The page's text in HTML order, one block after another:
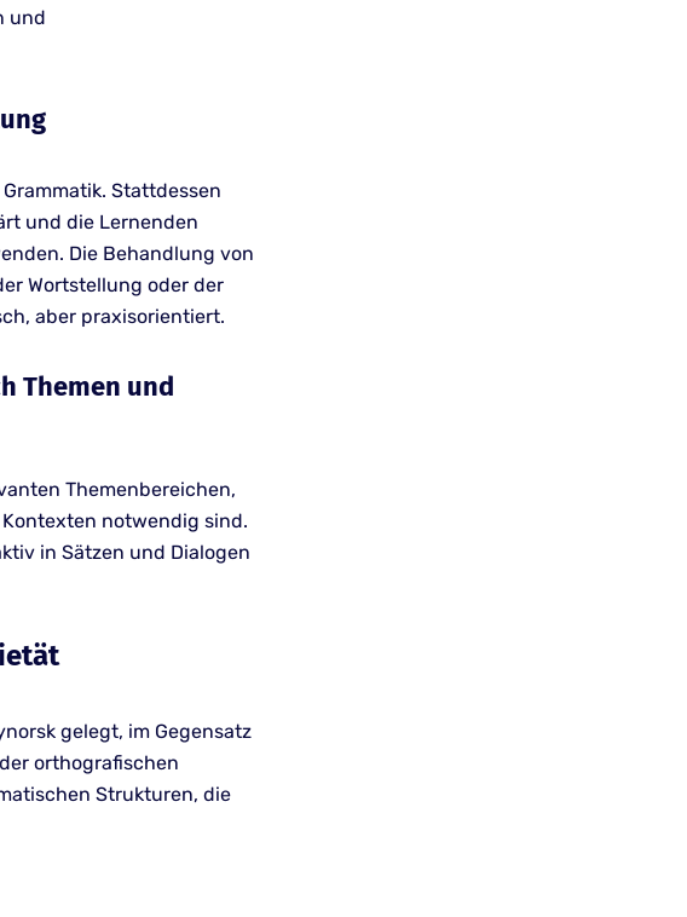
und
Stattdessen
und die Lernenden
Die Behandlung von
Wortstellung oder der
aber praxisorientiert.
Themen und
Themenbereichen,
notwendig sind.
in Sätzen und Dialogen
gelegt, im Gegensatz
orthografischen
Strukturen, die